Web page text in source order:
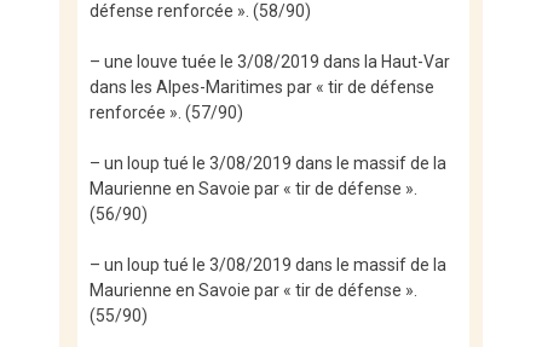
défense renforcée ». (58/90)
– une louve tuée le 3/08/2019 dans la Haut-Var
dans les Alpes-Maritimes par « tir de défense
renforcée ». (57/90)
– un loup tué le 3/08/2019 dans le massif de la
Maurienne en Savoie par « tir de défense ».
(56/90)
– un loup tué le 3/08/2019 dans le massif de la
Maurienne en Savoie par « tir de défense ».
(55/90)